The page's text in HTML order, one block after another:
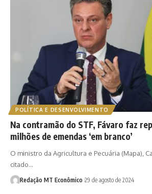
POLÍTICA E DESENVOLVIMENTO
Na contramão do STF, Fávaro faz
milhões de emendas ‘em branco’
O ministro da Agricultura e Pecuária (Mapa),
citado…
Redação MT Econômico 29 de agosto de 2024